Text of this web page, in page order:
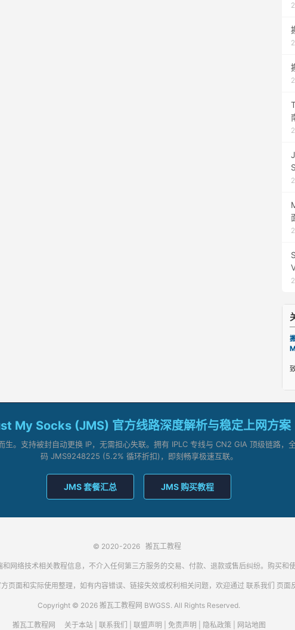
My Socks (JMS) 官方线路深度解析与稳定上网方案
生。支持被封自动更换 IP，无需担心失联。拥有 IPLC 专线与 CN2 GIA 顶级链路，
码 JMS9248225 (5.2% 循环折扣)，即刻畅享极速互联。
JMS 套餐汇总 JMS 购买教程
© 2020-2026 搬瓦工教程
网络技术相关教程信息，不介入任何第三方服务的交易、付款、退款或售后纠纷。购买和
页面和实际使用整理，如有内容错误、链接失效或权利相关问题，欢迎通过 联系我们 页面
Copyright © 2026 搬瓦工教程网 BWGSS. All Rights Reserved.
搬瓦工教程网 关于本站| 联系我们 联盟声明 免责声明 隐私政策 网站地图